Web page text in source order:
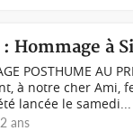
: Hommage à
POSTHUME AU
à notre cher Ami,
lancée le samedi...
ans